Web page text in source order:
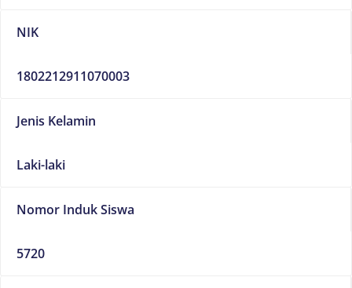
NIK
1802212911070003
Jenis Kelamin
Laki-laki
Nomor Induk Siswa
5720